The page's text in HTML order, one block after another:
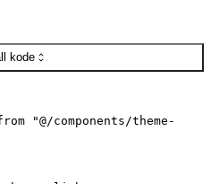
kode
"@/components/theme-